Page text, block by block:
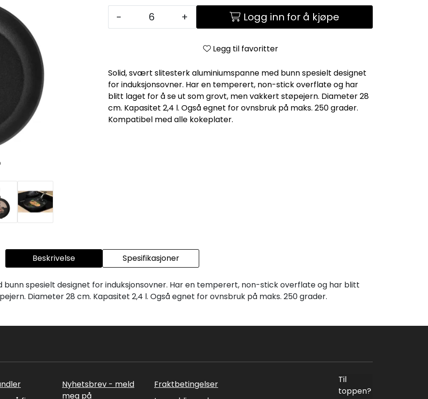
- + Logg inn for å kjøpe
Legg til favoritter
Solid, svært slitesterk aluminiumspanne med bunn spesielt designet
for induksjonsovner. Har en temperert, non-stick overflate og har
blitt laget for å se ut som grovt, men vakkert støpejern. Diameter 28
cm. Kapasitet 2,4 l. Også egnet for ovnsbruk på maks. 250 grader.
Kompatibel med alle kokeplater.
Beskrivelse Spesifikasjoner
spesielt designet for induksjonsovner. Har en temperert, non-stick overflate og har blitt
Diameter 28 cm. Kapasitet 2,4 l. Også egnet for ovnsbruk på maks. 250 grader.
Nyhetsbrev - meld
meg på
Fraktbetingelser
Til
toppen?